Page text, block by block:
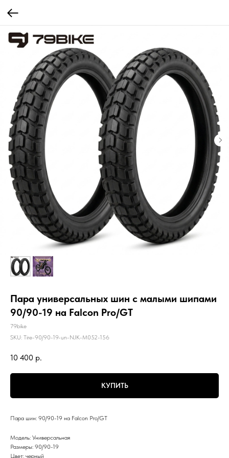
Пара универсальных шин с малыми шипами
90/90-19 на Falcon Pro/GT
79bike
SKU: Tire-90/90-19-un-NJK-M052-156
10 400 р.
КУПИТЬ
Пара шин: 90/90-19 на Falcon Pro/GT
Модель: Универсальная
Размеры: 90/90-19
Цвет: черный